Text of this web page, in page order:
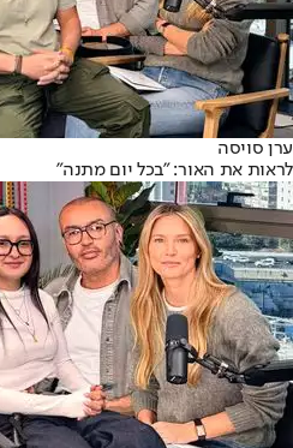
ערן סויסה
לראות את האור: "בכל יום מתנה"